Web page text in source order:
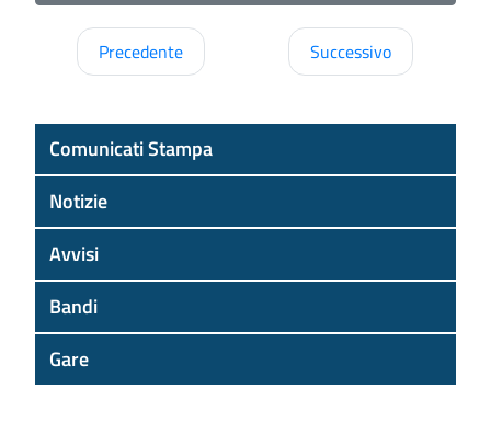
Precedente Successivo
Comunicati Stampa
Notizie
Avvisi
Bandi
Gare